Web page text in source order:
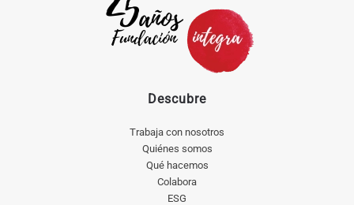
Descubre
Trabaja con nosotros
Quiénes somos
Qué hacemos
Colabora
ESG